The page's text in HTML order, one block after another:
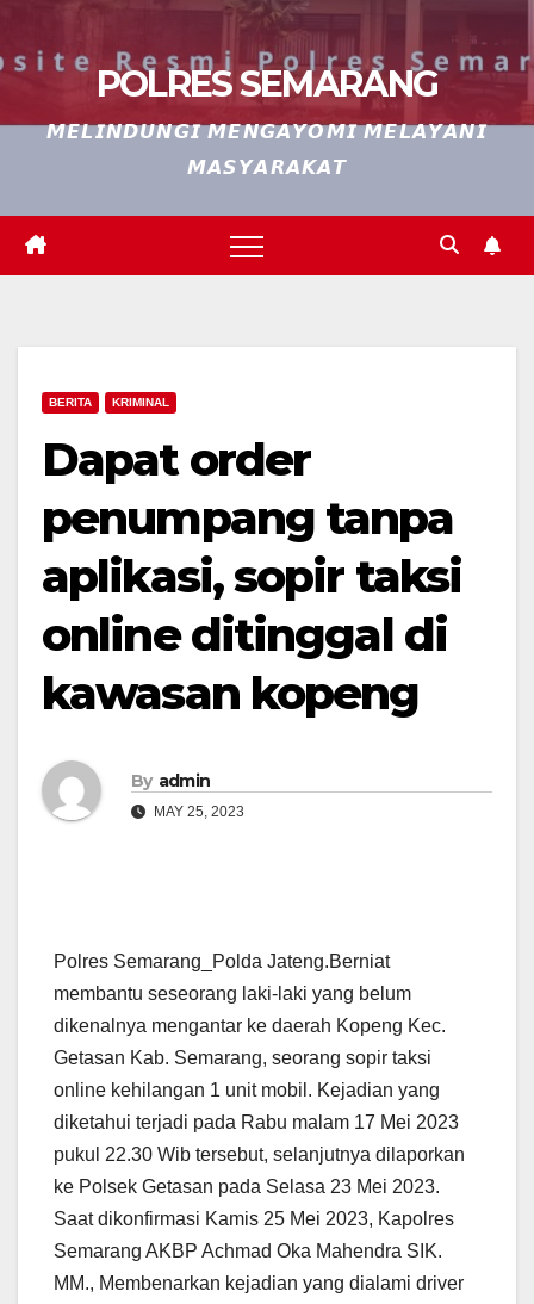
POLRES SEMARANG
𝙈𝙀𝙇𝙄𝙉𝘿𝙐𝙉𝙂𝙄 𝙈𝙀𝙉𝙂𝘼𝙔𝙊𝙈𝙄 𝙈𝙀𝙇𝘼𝙔𝘼𝙉𝙄
𝙈𝘼𝙎𝙔𝘼𝙍𝘼𝙆𝘼𝙏
BERITA KRIMINAL
Dapat order
penumpang tanpa
aplikasi, sopir taksi
online ditinggal di
kawasan kopeng
By admin
MAY 25, 2023
Polres Semarang_Polda Jateng.Berniat
membantu seseorang laki-laki yang belum
dikenalnya mengantar ke daerah Kopeng Kec.
Getasan Kab. Semarang, seorang sopir taksi
online kehilangan 1 unit mobil. Kejadian yang
diketahui terjadi pada Rabu malam 17 Mei 2023
pukul 22.30 Wib tersebut, selanjutnya dilaporkan
ke Polsek Getasan pada Selasa 23 Mei 2023.
Saat dikonfirmasi Kamis 25 Mei 2023, Kapolres
Semarang AKBP Achmad Oka Mahendra SIK.
MM., Membenarkan kejadian yang dialami driver